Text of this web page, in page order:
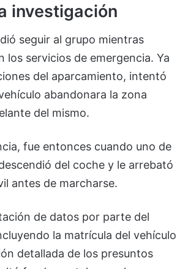
investigación
seguir al grupo mientras
los servicios de emergencia. Ya
del aparcamiento, intentó
abandonara la zona
del mismo.
fue entonces cuando uno de
del coche y le arrebató
antes de marcharse.
de datos por parte del
la matrícula del vehículo
detallada de los presuntos